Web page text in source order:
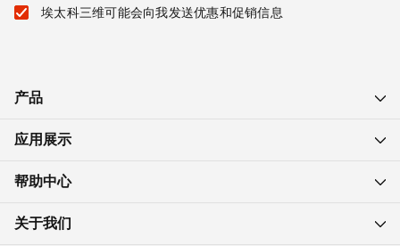
埃太科三维可能会向我发送优惠和促销信息
产品
应用展示
帮助中心
关于我们